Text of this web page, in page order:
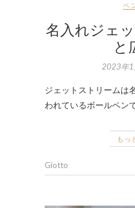
ペ
名入れジェ
と
2023年
ジェットストリームは
われているボールペン
もっ
Giotto